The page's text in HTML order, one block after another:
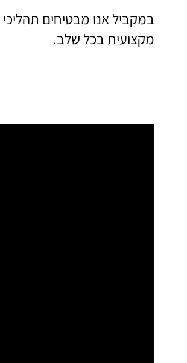
במקביל אנו מבטיחים
מקצועית בכל שלב.